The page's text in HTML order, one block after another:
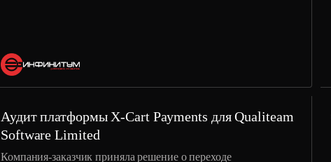
Аудит платформы X-Cart Payments для Qualiteam
Software Limited
Компания-заказчик приняла решение о переходе